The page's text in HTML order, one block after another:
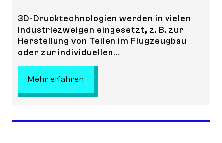
3D-Drucktechnologien werden in vielen
Industriezweigen eingesetzt, z. B. zur
Herstellung von Teilen im Flugzeugbau
oder zur individuellen...
Mehr erfahren